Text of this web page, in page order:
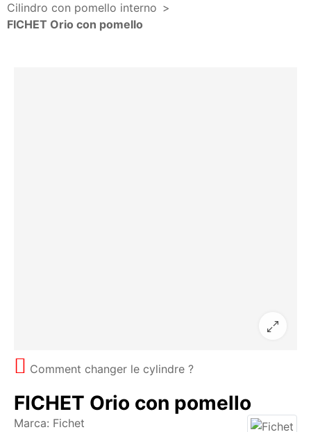
Cilindro con pomello interno
FICHET Orio con pomello
Comment changer le cylindre ?
FICHET Orio con pomello
Marca: Fichet